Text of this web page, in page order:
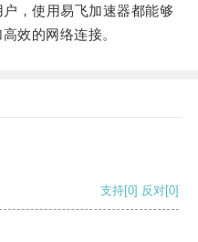
，使用易飞加速器都能够
效的网络连接。
支持[0] 反对[0]